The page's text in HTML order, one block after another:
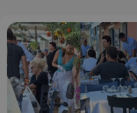
VISITOR_PRIVACY_METADATA